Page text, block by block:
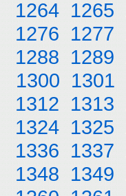
1264 1265
1276 1277
1288 1289
1300 1301
1312 1313
1324 1325
1336 1337
1348 1349